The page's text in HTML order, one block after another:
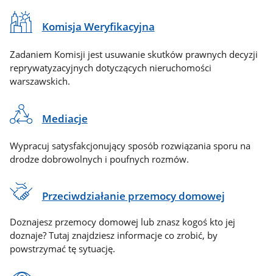
Komisja Weryfikacyjna
Zadaniem Komisji jest usuwanie skutków prawnych decyzji
reprywatyzacyjnych dotyczących nieruchomości
warszawskich.
Mediacje
Wypracuj satysfakcjonujący sposób rozwiązania sporu na
drodze dobrowolnych i poufnych rozmów.
Przeciwdziałanie przemocy domowej
Doznajesz przemocy domowej lub znasz kogoś kto jej
doznaje? Tutaj znajdziesz informacje co zrobić, by
powstrzymać tę sytuację.